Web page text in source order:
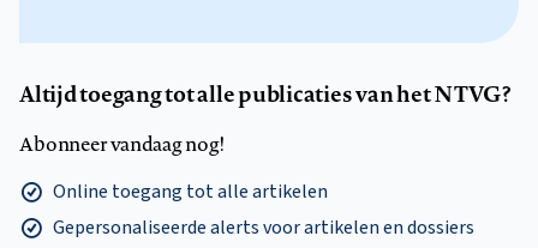
Altijd toegang tot alle publicaties van het NTVG?
Abonneer vandaag nog!
Online toegang tot alle artikelen
Gepersonaliseerde alerts voor artikelen en dossiers